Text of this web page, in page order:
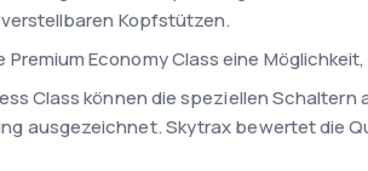
Kopfstützen.
Economy Class eine
Class können die speziellen
ausgezeichnet. Skytrax bewertet die